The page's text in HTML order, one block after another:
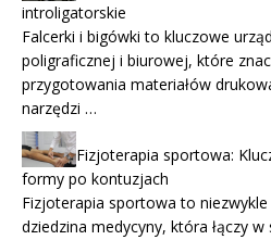
introligatorskie
Falcerki i bigówki to kluczowe
poligraficznej i biurowej, które
przygotowania materiałów
narzędzi …
Fizjoterapia sportowa:
formy po kontuzjach
Fizjoterapia sportowa to
dziedzina medycyny, która łączy